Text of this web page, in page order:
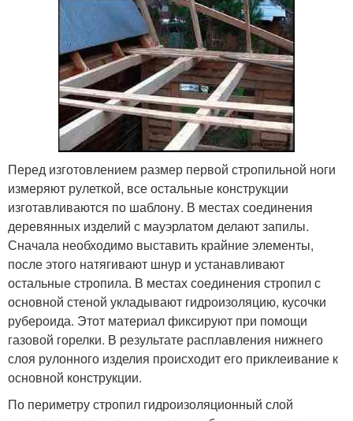
Перед изготовлением размер первой стропильной ноги
измеряют рулеткой, все остальные конструкции
изготавливаются по шаблону. В местах соединения
деревянных изделий с мауэрлатом делают запилы.
Сначала необходимо выставить крайние элементы,
после этого натягивают шнур и устанавливают
остальные стропила. В местах соединения стропил с
основной стеной укладывают гидроизоляцию, кусочки
рубероида. Этот материал фиксируют при помощи
газовой горелки. В результате расплавления нижнего
слоя рулонного изделия происходит его приклеивание к
основной конструкции.
По периметру стропил гидроизоляционный слой